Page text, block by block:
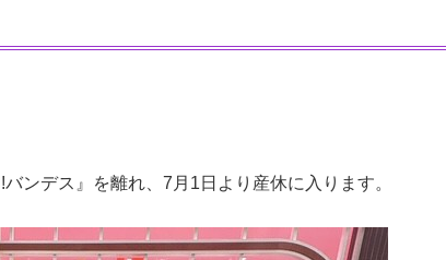
ンデス』を離れ、7月1日より産休に入ります。